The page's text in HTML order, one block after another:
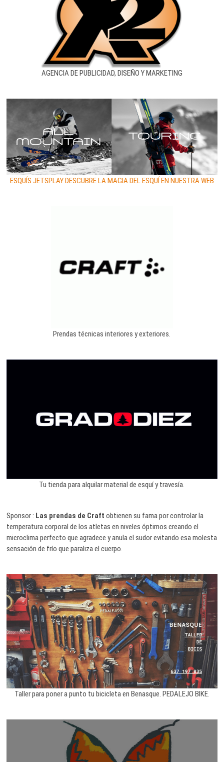
AGENCIA DE PUBLICIDAD, DISEÑO Y MARKETING
ESQUÍS JETSPLAY DESCUBRE LA MAGIA DEL ESQUÍ EN NUESTRA WEB
Prendas técnicas interiores y exteriores.
Tu tienda para alquilar material de esquí y travesía.
Sponsor : Las prendas de Craft obtienen su fama por controlar la
temperatura corporal de los atletas en niveles óptimos creando el
microclima perfecto que agradece y anula el sudor evitando esa molesta
sensación de frío que paraliza el cuerpo.
Taller para poner a punto tu bicicleta en Benasque. PEDALEJO BIKE.